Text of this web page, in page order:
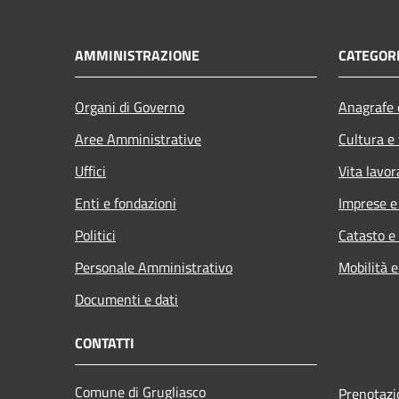
AMMINISTRAZIONE
Organi di Governo
Aree Amministrative
Uffici
Enti e fondazioni
Politici
Personale Amministrativo
Documenti e dati
Cultura
Vita
Imprese
Catasto
Mobilità
CONTATTI
Comune di Grugliasco